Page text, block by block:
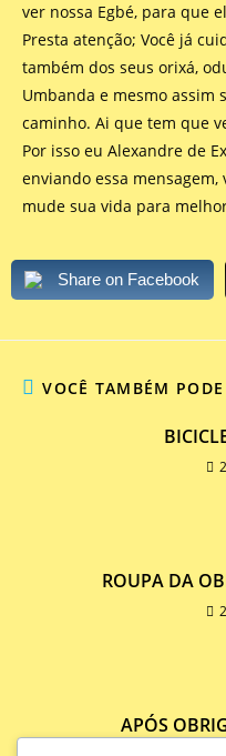
ver nossa Egbé, para que
Presta atenção; Você já
também dos seus orixá,
Umbanda e mesmo assim
caminho. Ai que tem que
Por isso eu Alexandre de
enviando essa
mude sua vida para
Share on Facebook
VOCÊ TAMBÉM
ROUPA DA
APÓS